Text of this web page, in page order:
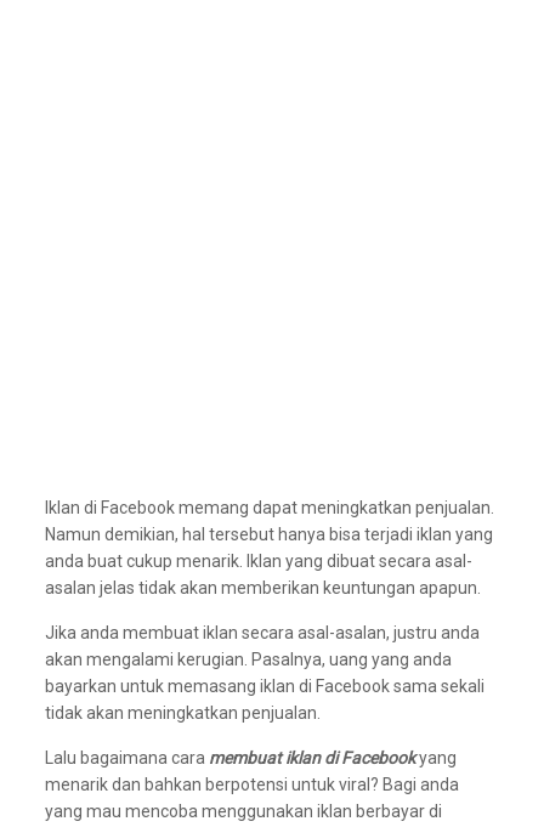
Iklan di Facebook memang dapat meningkatkan penjualan.
Namun demikian, hal tersebut hanya bisa terjadi iklan yang
anda buat cukup menarik. Iklan yang dibuat secara asal-
asalan jelas tidak akan memberikan keuntungan apapun.
Jika anda membuat iklan secara asal-asalan, justru anda
akan mengalami kerugian. Pasalnya, uang yang anda
bayarkan untuk memasang iklan di Facebook sama sekali
tidak akan meningkatkan penjualan.
Lalu bagaimana cara membuat iklan di Facebookyang
menarik dan bahkan berpotensi untuk viral? Bagi anda
yang mau mencoba menggunakan iklan berbayar di